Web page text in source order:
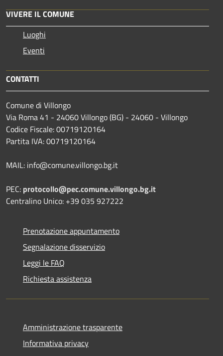
VIVERE IL COMUNE
Luoghi
Eventi
CONTATTI
Comune di Villongo
Via Roma 41 - 24060 Villongo (BG) - 24060 - Villongo
Codice Fiscale: 00719120164
Partita IVA: 00719120164
MAIL: info@comune.villongo.bg.it
PEC: protocollo@pec.comune.villongo.bg.it
Centralino Unico: +39 035 927222
Prenotazione appuntamento
Segnalazione disservizio
Leggi le FAQ
Richiesta assistenza
Amministrazione trasparente
Informativa privacy